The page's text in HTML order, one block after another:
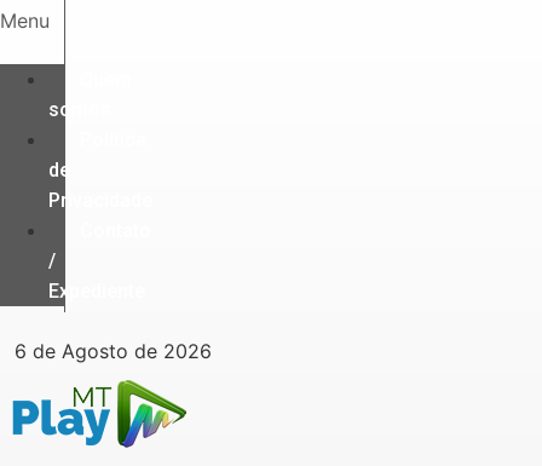
Ir
o
conteúdo
Menu
somos
de
Privacidade
/
Expediente
6 de Agosto de 2026